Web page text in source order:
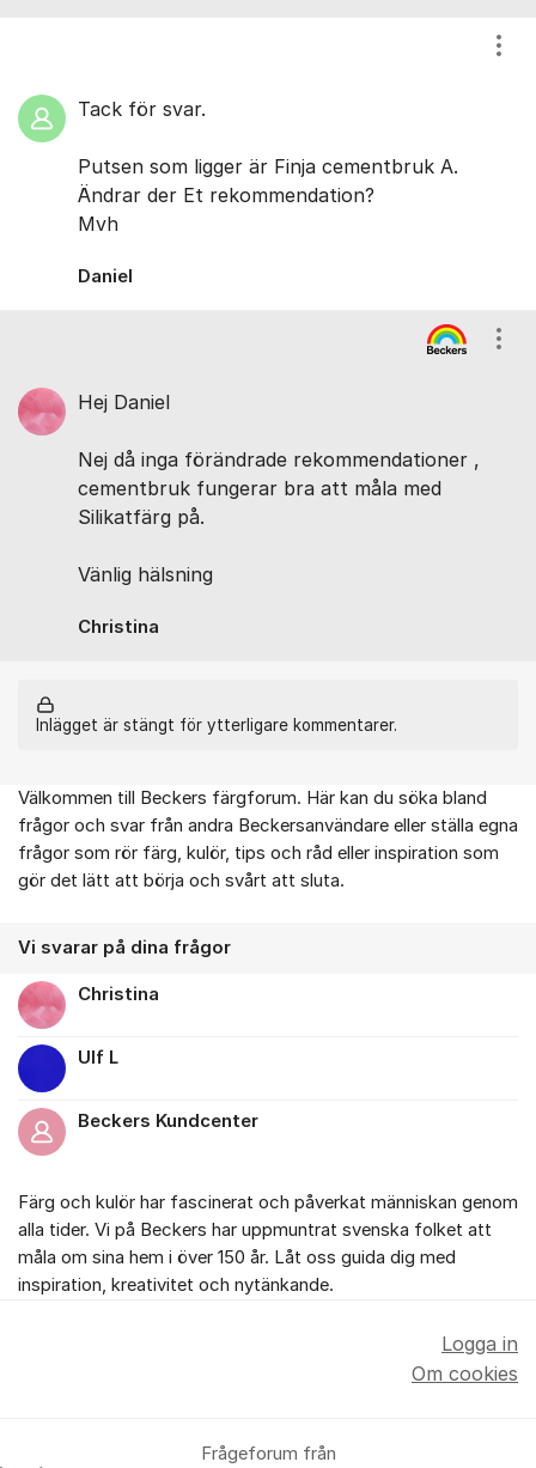
Tack för svar.
Putsen som ligger är Finja cementbruk A.
Ändrar der Et rekommendation?
Mvh
Daniel
Hej Daniel
Nej då inga förändrade rekommendationer ,
cementbruk fungerar bra att måla med
Silikatfärg på.
Vänlig hälsning
Christina
Inlägget är stängt för ytterligare kommentarer.
Om forumet
Välkommen till Beckers färgforum. Här kan du söka bland
frågor och svar från andra Beckersanvändare eller ställa egna
frågor som rör färg, kulör, tips och råd eller inspiration som
gör det lätt att börja och svårt att sluta.
Vi svarar på dina frågor
Christina
Ulf L
Beckers Kundcenter
Färg och kulör har fascinerat och påverkat människan genom
alla tider. Vi på Beckers har uppmuntrat svenska folket att
måla om sina hem i över 150 år. Låt oss guida dig med
inspiration, kreativitet och nytänkande.
Frågeforum från
Logga in
Om cookies